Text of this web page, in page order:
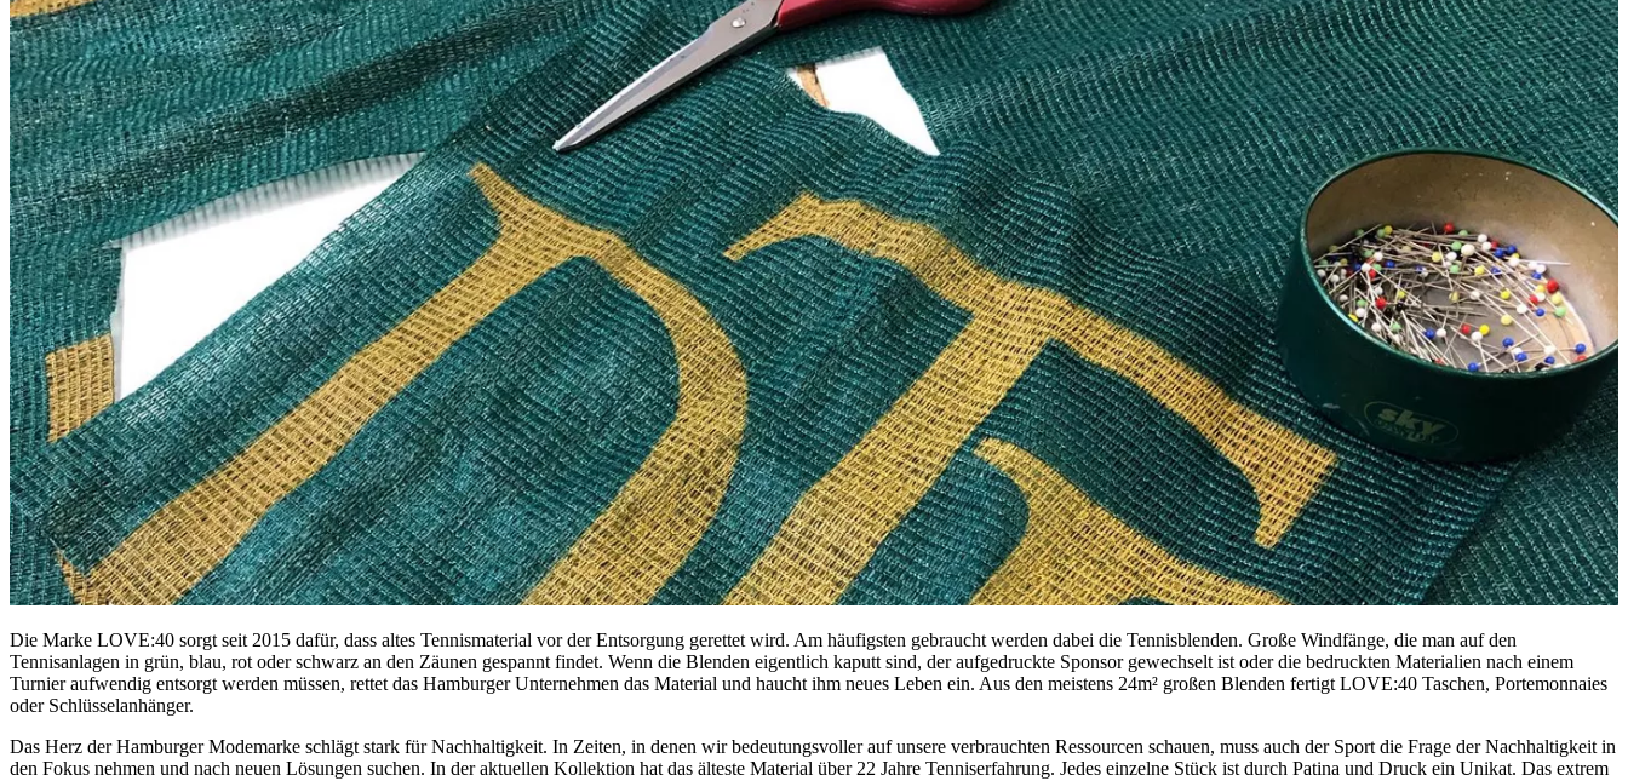
Die Marke LOVE:40 sorgt seit 2015 dafür, dass altes Tennismaterial vor der Entsorgung gerettet wird. Am häufigsten gebraucht werden dabei die Tennisblenden. Große Windfänge, die man auf den
Tennisanlagen in grün, blau, rot oder schwarz an den Zäunen gespannt findet. Wenn die Blenden eigentlich kaputt sind, der aufgedruckte Sponsor gewechselt ist oder die bedruckten Materialien nach einem
Turnier aufwendig entsorgt werden müssen, rettet das Hamburger Unternehmen das Material und haucht ihm neues Leben ein. Aus den meistens 24m² großen Blenden fertigt LOVE:40 Taschen, Portemonnaies
oder Schlüsselanhänger.
Das Herz der Hamburger Modemarke schlägt stark für Nachhaltigkeit. In Zeiten, in denen wir bedeutungsvoller auf unsere verbrauchten Ressourcen schauen, muss auch der Sport die Frage der Nachhaltigkeit in
den Fokus nehmen und nach neuen Lösungen suchen. In der aktuellen Kollektion hat das älteste Material über 22 Jahre Tenniserfahrung. Jedes einzelne Stück ist durch Patina und Druck ein Unikat. Das extrem